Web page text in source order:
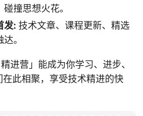
撞思想火花。
发: 技术文章、课程更新、精选
。
进营」能成为你学习、进步、
此相聚，享受技术精进的快